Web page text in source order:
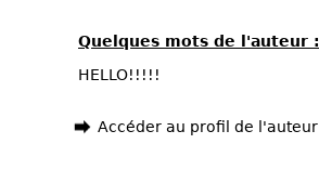
Quelques mots de l'auteur :
HELLO!!!!!
Accéder au profil de l'auteur